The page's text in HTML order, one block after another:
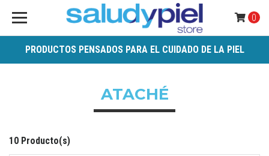
PRODUCTOS PENSADOS PARA EL CUIDADO DE LA PIEL
0
ATACHÉ
10 Producto(s)